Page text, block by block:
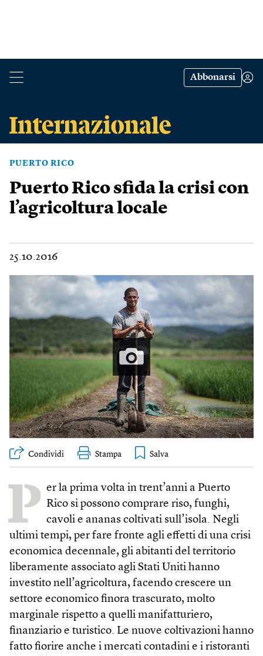
Abbonarsi
PUERTO RICO
Puerto Rico sfida la crisi con
l’agricoltura locale
25.10.2016
Condividi Stampa
P er la prima volta in trent’anni a Puerto
Rico si possono comprare riso, funghi,
cavoli e ananas coltivati sull’isola. Negli
ultimi tempi, per fare fronte agli effetti di una crisi
economica decennale, gli abitanti del territorio
liberamente associato agli Stati Uniti hanno
investito nell’agricoltura, facendo crescere un
settore economico finora trascurato, molto
marginale rispetto a quelli manifatturiero,
finanziario e turistico. Le nuove coltivazioni hanno
fatto fiorire anche i mercati contadini e i ristoranti